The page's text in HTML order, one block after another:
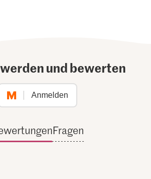
und bewerten
Anmelden
Fragen